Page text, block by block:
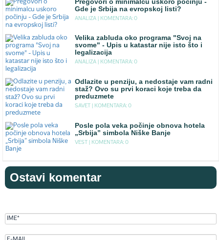
Gde je Srbija na evropskoj listi?
ANALIZA | KOMENTARA: 0
Velika zabluda oko programa "Svoj na
svome" - Upis u katastar nije isto što i
legalizacija
ANALIZA | KOMENTARA: 0
Odlazite u penziju, a nedostaje vam radni
staž? Ovo su prvi koraci koje treba da
preduzmete
SAVET | KOMENTARA: 0
Posle pola veka počinje obnova hotela
„Srbija” simbola Niške Banje
VEST | KOMENTARA: 0
Ostavi komentar